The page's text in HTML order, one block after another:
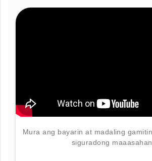
Mura ang bayarin at madaling
siguradong